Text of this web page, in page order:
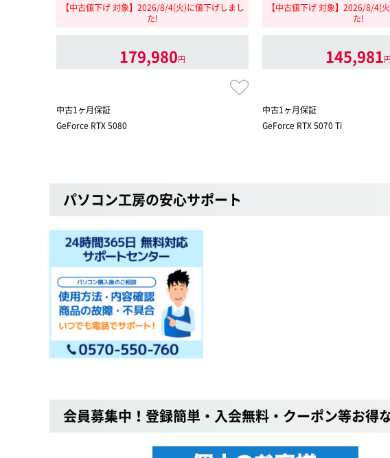
【中古値下げ 対象】2026/8/4(火)に値下げしまし
た!
179,980円
中古1ヶ月保証
GeForce RTX 5080
【中古値下げ 対象】2026/8/4(
た!
145,981円
中古1ヶ月保証
GeForce RTX 5070 Ti
パソコン工房の安心サポート
会員募集中！登録簡単・入会無料・クーポン等お得